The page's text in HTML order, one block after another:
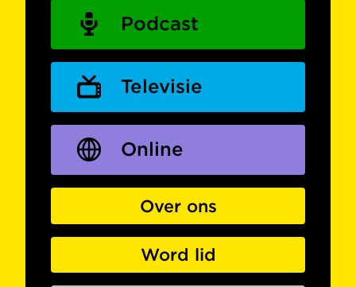
Podcast
Televisie
Online
Over ons
Word lid